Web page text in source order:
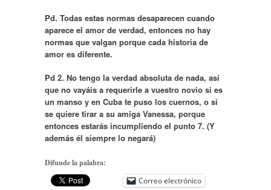
Pd. Todas estas normas desaparecen cuando
aparece el amor de verdad, entonces no hay
normas que valgan porque cada historia de
amor es diferente.
Pd 2. No tengo la verdad absoluta de nada, así
que no vayáis a requerirle a vuestro novio si es
un manso y en Cuba te puso los cuernos, o si
se quiere tirar a su amiga Vanessa, porque
entonces estarás incumpliendo el punto 7. (Y
además él siempre lo negará)
Difunde la palabra:
Correo electrónico